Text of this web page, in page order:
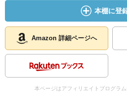
本棚に登
Amazon 詳細ページへ
本ページはアフィリエイトプログラ